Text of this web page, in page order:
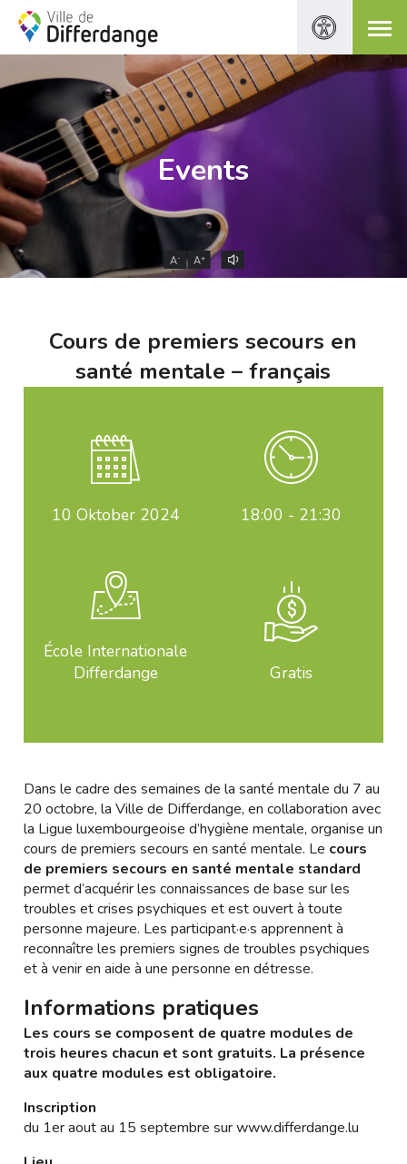
Events
A- A+
Cours de premiers secours en
santé mentale – français
10 Oktober 2024 18:00 - 21:30
École Internationale
Differdange
Gratis
Dans le cadre des semaines de la santé mentale du 7 au
20 octobre, la Ville de Differdange, en collaboration avec
la Ligue luxembourgeoise d’hygiène mentale, organise un
cours de premiers secours en santé mentale. Le cours
de premiers secours en santé mentale standard
permet d’acquérir les connaissances de base sur les
troubles et crises psychiques et est ouvert à toute
personne majeure. Les participant·e·s apprennent à
reconnaître les premiers signes de troubles psychiques
et à venir en aide à une personne en détresse.
Informations pratiques
Les cours se composent de quatre modules de
trois heures chacun et sont gratuits. La présence
aux quatre modules est obligatoire.
Inscription
du 1er aout au 15 septembre sur www.differdange.lu